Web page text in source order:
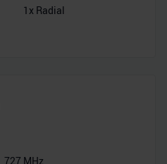
1x Radial
727 MHz